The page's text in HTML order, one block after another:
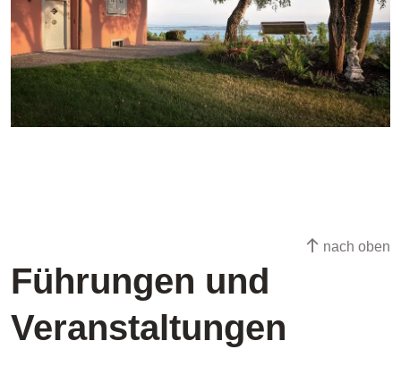
nach oben
Führungen und
Veranstaltungen